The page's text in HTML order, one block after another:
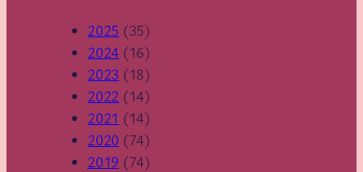
2025 (35)
2024 (16)
2023 (18)
2022 (14)
2021 (14)
2020 (74)
2019 (74)